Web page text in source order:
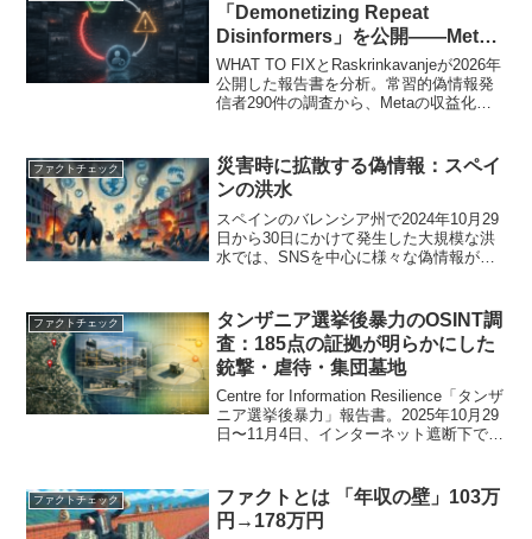
「Demonetizing Repeat
Disinformers」を公開——Meta
の収益化停止措置が機能していな
い実態
WHAT TO FIXとRaskrinkavanjeが2026年
公開した報告書を分析。常習的偽情報発
信者290件の調査から、Metaの収益化審
示義務との接続を論じる。
ファクトチェック
災害時に拡散する偽情報：スペイ
ンの洪水
スペインのバレンシア州で2024年10月29
日から30日にかけて発生した大規模な洪
水では、SNSを中心に様々な偽情報が急
りました。この記事では、どのような偽
情報が広まり...
ファクトチェック
タンザニア選挙後暴力のOSINT調
査：185点の証拠が明らかにした
銃撃・虐待・集団墓地
Centre for Information Resilience「タンザ
ニア選挙後暴力」報告書。2025年10月29
日〜11月4日、インターネット遮断下で
銃撃・虐待・集団墓地の存在を実証的に
明らかにした。
ファクトチェック
ファクトとは 「年収の壁」103万
円→178万円